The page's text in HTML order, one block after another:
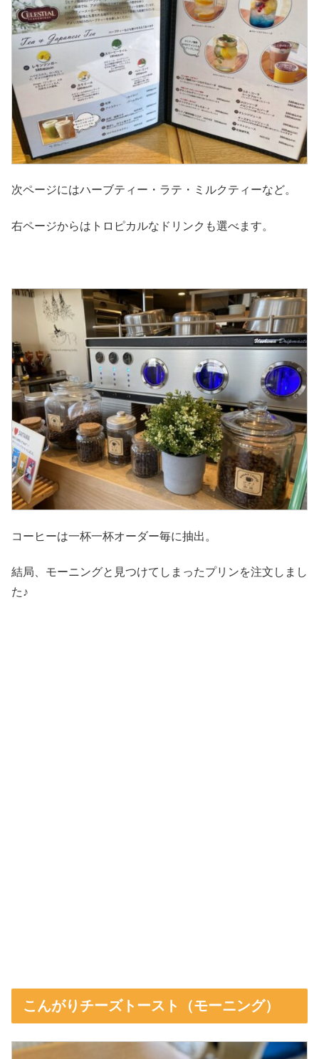
次ページにはハーブティー・ラテ・ミルクティーなど。
右ページからはトロピカルなドリンクも選べます。
コーヒーは一杯一杯オーダー毎に抽出。
結局、モーニングと見つけてしまったプリンを注文しまし
た♪
こんがりチーズトースト（モーニング）